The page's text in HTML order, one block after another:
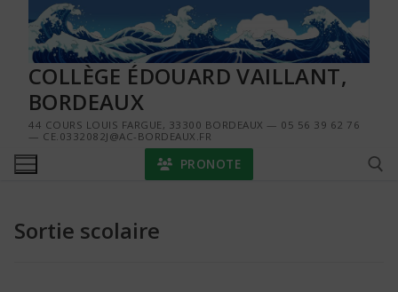
contenu
COLLÈGE ÉDOUARD VAILLANT,
BORDEAUX
44 COURS LOUIS FARGUE, 33300 BORDEAUX — 05 56 39 62 76
— CE.0332082J@AC-BORDEAUX.FR
PRONOTE
Sortie scolaire